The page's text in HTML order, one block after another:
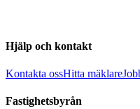
Hjälp och kontakt
Kontakta ossHitta mäklare
Fastighetsbyrån